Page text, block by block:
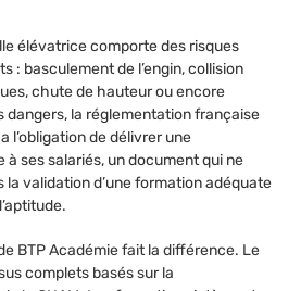
élévatrice comporte des risques
: basculement de l’engin, collision
chute de hauteur ou encore
dangers, la réglementation française
l’obligation de délivrer une
ses salariés, un document qui ne
la validation d’une formation adéquate
BTP Académie fait la différence. Le
complets basés sur la